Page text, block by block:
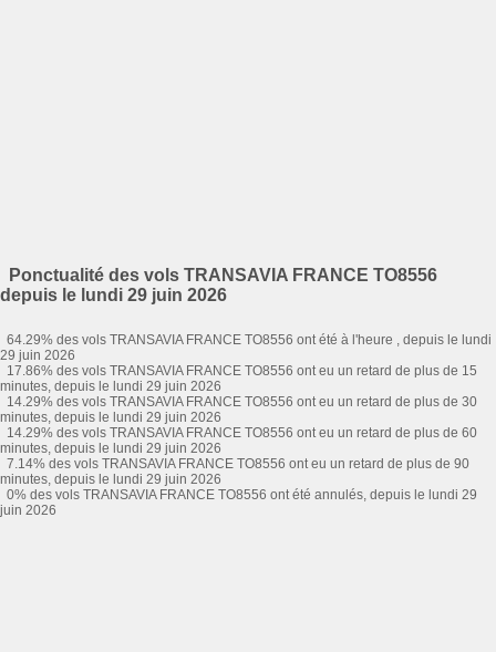
Ponctualité des vols TRANSAVIA FRANCE TO8556
depuis le lundi 29 juin 2026
64.29% des vols TRANSAVIA FRANCE TO8556 ont été à l'heure , depuis le lundi
29 juin 2026
17.86% des vols TRANSAVIA FRANCE TO8556 ont eu un retard de plus de 15
minutes, depuis le lundi 29 juin 2026
14.29% des vols TRANSAVIA FRANCE TO8556 ont eu un retard de plus de 30
minutes, depuis le lundi 29 juin 2026
14.29% des vols TRANSAVIA FRANCE TO8556 ont eu un retard de plus de 60
minutes, depuis le lundi 29 juin 2026
7.14% des vols TRANSAVIA FRANCE TO8556 ont eu un retard de plus de 90
minutes, depuis le lundi 29 juin 2026
0% des vols TRANSAVIA FRANCE TO8556 ont été annulés, depuis le lundi 29
juin 2026